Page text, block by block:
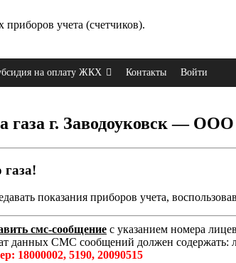
учета (счетчиков).
на оплату ЖКХ Контакты Войти
газа г. Заводоуковск —
показания приборов учета,
смс-сообщение с указанием номера
данных СМС сообщений должен содержать:
18000002, 5190, 20090515